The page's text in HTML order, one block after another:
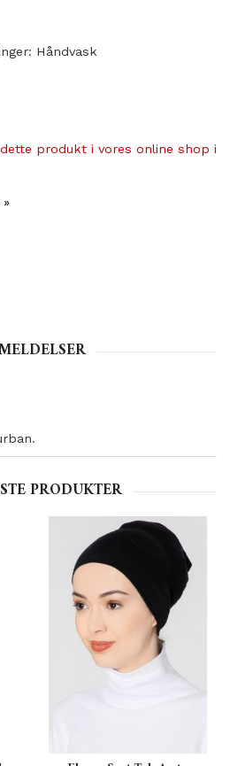
Håndvask
produkt i vores online shop i
PRODUKTER